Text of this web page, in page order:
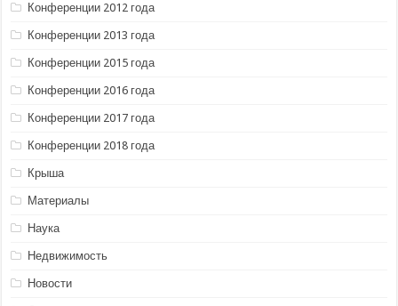
Конференции 2012 года
Конференции 2013 года
Конференции 2015 года
Конференции 2016 года
Конференции 2017 года
Конференции 2018 года
Крыша
Материалы
Наука
Недвижимость
Новости